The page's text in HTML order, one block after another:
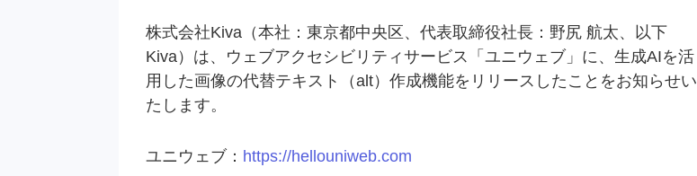
株式会社Kiva（本社：東京都中央区、代表取締役社長：野尻 航太、以下
Kiva）は、ウェブアクセシビリティサービス「ユニウェブ」に、生成AIを活
用した画像の代替テキスト（alt）作成機能をリリースしたことをお知らせい
たします。
ユニウェブ： https://hellouniweb.com